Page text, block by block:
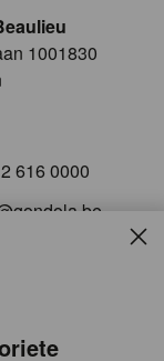
1001830
616 0000
op